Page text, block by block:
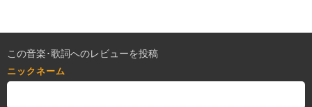
この音楽･歌詞へのレビューを投稿
ニックネーム